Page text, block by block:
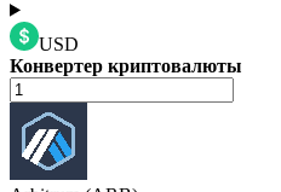
USD
Конвертер криптовалюты